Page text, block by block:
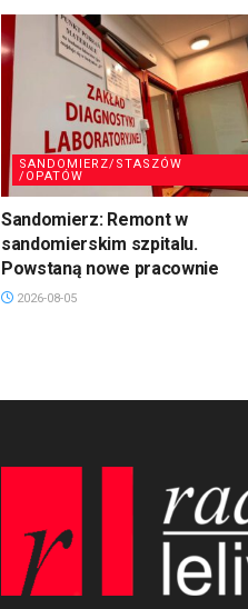
SANDOMIERZ/STASZÓW
/OPATÓW
Sandomierz: Remont w
sandomierskim szpitalu.
Powstaną nowe pracownie
2026-08-05